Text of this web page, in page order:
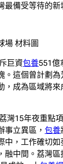
最備受等待的新
場 材料圖
巨資包養551億
。這個曾計劃為
，成為區域將
荔灣15年夜重點
事立異區， 包養
中，工作確切
融中間。荔灣